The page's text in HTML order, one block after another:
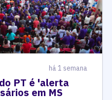
há 1 semana
PT é 'alerta
em MS